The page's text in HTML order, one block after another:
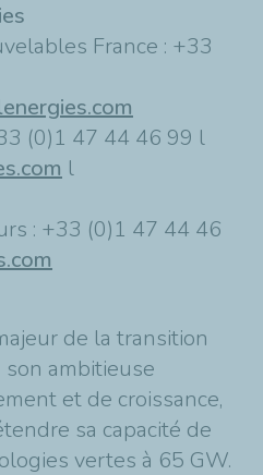
France : +33
(0)1 47 44 46 99 l
l
: +33 (0)1 47 44 46
de la transition
son ambitieuse
et de croissance,
sa capacité de
vertes à 65 GW.